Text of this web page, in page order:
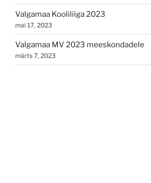
Valgamaa Kooliliiga 2023
mai 17, 2023
Valgamaa MV 2023 meeskondadele
märts 7, 2023